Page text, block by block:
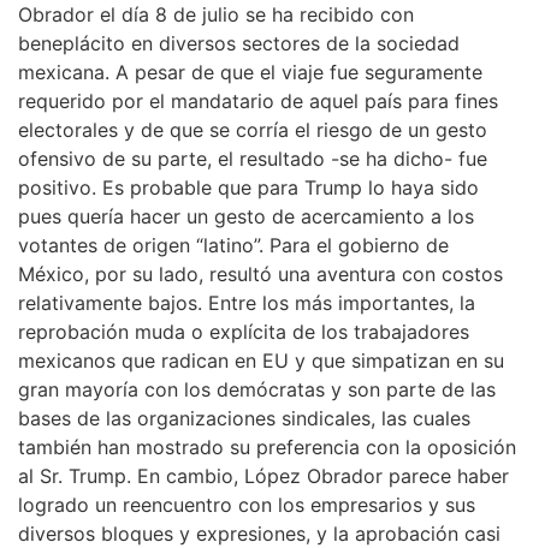
Obrador el día 8 de julio se ha recibido con
beneplácito en diversos sectores de la sociedad
mexicana. A pesar de que el viaje fue seguramente
requerido por el mandatario de aquel país para fines
electorales y de que se corría el riesgo de un gesto
ofensivo de su parte, el resultado -se ha dicho- fue
positivo. Es probable que para Trump lo haya sido
pues quería hacer un gesto de acercamiento a los
votantes de origen “latino”. Para el gobierno de
México, por su lado, resultó una aventura con costos
relativamente bajos. Entre los más importantes, la
reprobación muda o explícita de los trabajadores
mexicanos que radican en EU y que simpatizan en su
gran mayoría con los demócratas y son parte de las
bases de las organizaciones sindicales, las cuales
también han mostrado su preferencia con la oposición
al Sr. Trump. En cambio, López Obrador parece haber
logrado un reencuentro con los empresarios y sus
diversos bloques y expresiones, y la aprobación casi